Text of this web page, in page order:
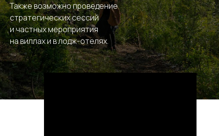
Также возможно проведение
стратегических сессий
и частных мероприятия
на виллах и в лодж-отелях.